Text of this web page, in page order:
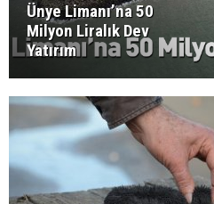
Ünye Limanı’na 50
Milyon Liralık Dev
Yatırım